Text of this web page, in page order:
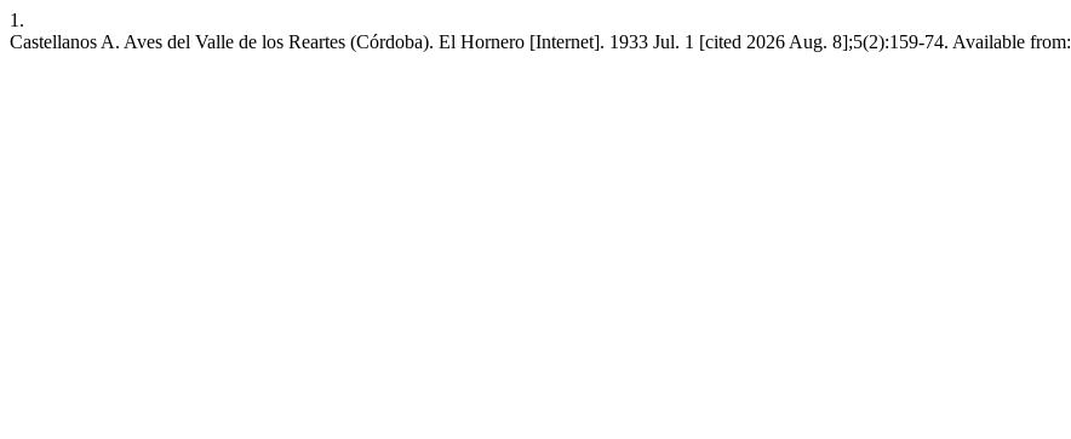
1.
Castellanos A. Aves del Valle de los Reartes (Córdoba). El Hornero [Internet]. 1933 Jul. 1 [cited 2026 Aug. 8];5(2):159-74. Available from: